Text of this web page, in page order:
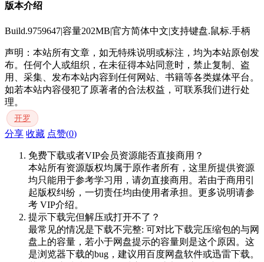
版本介绍
Build.9759647|容量202MB|官方简体中文|支持键盘.鼠标.手柄
声明：本站所有文章，如无特殊说明或标注，均为本站原创发
布。任何个人或组织，在未征得本站同意时，禁止复制、盗
用、采集、发布本站内容到任何网站、书籍等各类媒体平台。
如若本站内容侵犯了原著者的合法权益，可联系我们进行处
理。
开罗
分享 收藏 点赞(0)
免费下载或者VIP会员资源能否直接商用？
本站所有资源版权均属于原作者所有，这里所提供资源
均只能用于参考学习用，请勿直接商用。若由于商用引
起版权纠纷，一切责任均由使用者承担。更多说明请参
考 VIP介绍。
提示下载完但解压或打开不了？
最常见的情况是下载不完整: 可对比下载完压缩包的与网
盘上的容量，若小于网盘提示的容量则是这个原因。这
是浏览器下载的bug，建议用百度网盘软件或迅雷下载。